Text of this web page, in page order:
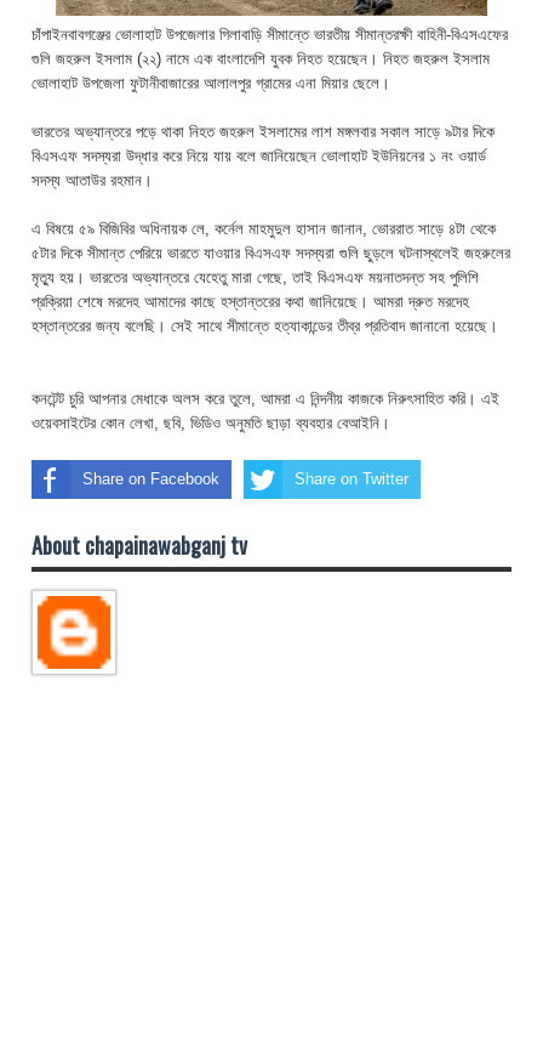
চাঁপাইনবাবগঞ্জের ভোলাহাট উপজেলার গিলাবাড়ি সীমান্তে ভারতীয় সীমান্তরক্ষী বাহিনী-বিএসএফের
গুলি জহরুল ইসলাম (২২) নামে এক বাংলাদেশি যুবক নিহত হয়েছেন। নিহত জহরুল ইসলাম
ভোলাহাট উপজেলা ফুটানীবাজারের আলালপুর গ্রামের এনা মিয়ার ছেলে।
ভারতের অভ্যান্তরে পড়ে থাকা নিহত জহরুল ইসলামের লাশ মঙ্গলবার সকাল সাড়ে ৯টার দিকে
বিএসএফ সদস্যরা উদ্ধার করে নিয়ে যায় বলে জানিয়েছেন ভোলাহাট ইউনিয়নের ১ নং ওয়ার্ড
সদস্য আতাউর রহমান।
এ বিষয়ে ৫৯ বিজিবির অধিনায়ক লে, কর্নেল মাহমুদুল হাসান জানান, ভোররাত সাড়ে ৪টা থেকে
৫টার দিকে সীমান্ত পেরিয়ে ভারতে যাওয়ার বিএসএফ সদস্যরা গুলি ছুড়লে ঘটনাস্থলেই জহরুলের
মৃত্যু হয়। ভারতের অভ্যান্তরে যেহেতু মারা গেছে, তাই বিএসএফ ময়নাতদন্ত সহ পুলিশি
প্রক্রিয়া শেষে মরদেহ আমাদের কাছে হস্তান্তরের কথা জানিয়েছে। আমরা দ্রুত মরদেহ
হস্তান্তরের জন্য বলেছি। সেই সাথে সীমান্তে হত্যাকান্ডের তীব্র প্রতিবাদ জানানো হয়েছে।
কনটেন্ট চুরি আপনার মেধাকে অলস করে তুলে, আমরা এ নিন্দনীয় কাজকে নিরুৎসাহিত করি। এই
ওয়েবসাইটের কোন লেখা, ছবি, ভিডিও অনুমতি ছাড়া ব্যবহার বেআইনি।
Share on Facebook Share on Twitter
About chapainawabganj tv